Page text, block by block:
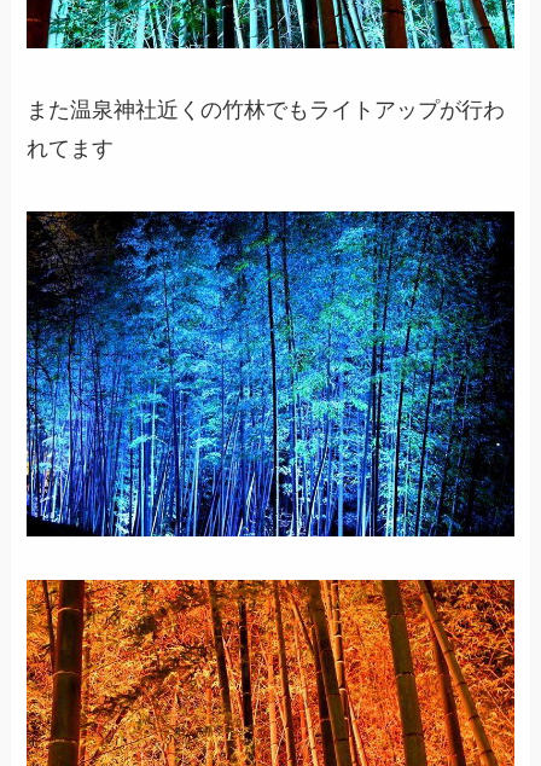
また温泉神社近くの竹林でもライトアップが行わ
れてます